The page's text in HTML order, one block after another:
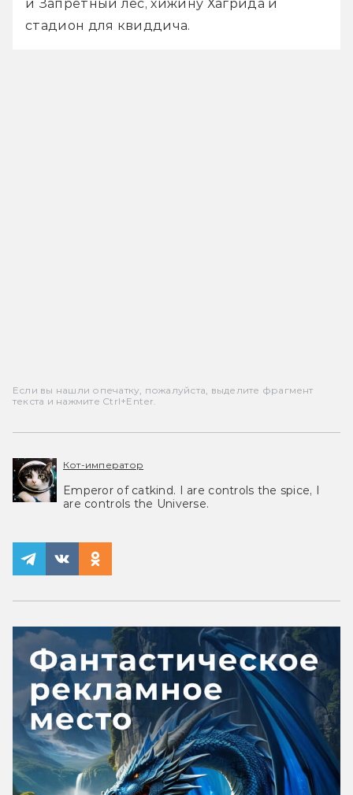
и Запретный лес, хижину Хагрида и
стадион для квиддича.
Если вы нашли опечатку, пожалуйста, выделите фрагмент
текста и нажмите Ctrl+Enter.
Кот-император
Emperor of catkind. I are controls the spice, I
are controls the Universe.